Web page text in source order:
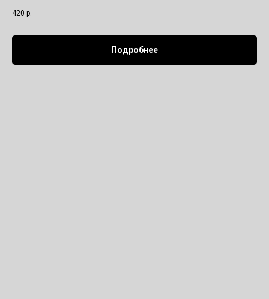
420 р.
Подробнее